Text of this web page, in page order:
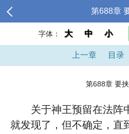
第688章
字体： 大 中 小
上一章 目录
第688章 要
关于神王预留在法阵
就发现了，但不确定，直